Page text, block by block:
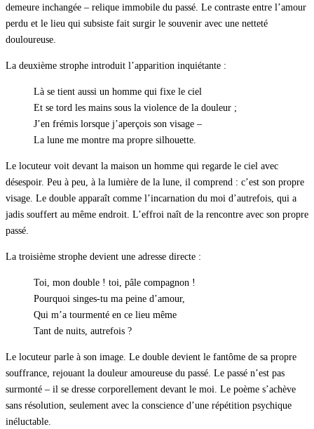
demeure inchangée – relique immobile du passé. Le contraste entre l’amour
perdu et le lieu qui subsiste fait surgir le souvenir avec une netteté
douloureuse.
La deuxième strophe introduit l’apparition inquiétante :
Là se tient aussi un homme qui fixe le ciel
Et se tord les mains sous la violence de la douleur ;
J’en frémis lorsque j’aperçois son visage –
La lune me montre ma propre silhouette.
Le locuteur voit devant la maison un homme qui regarde le ciel avec
désespoir. Peu à peu, à la lumière de la lune, il comprend : c’est son propre
visage. Le double apparaît comme l’incarnation du moi d’autrefois, qui a
jadis souffert au même endroit. L’effroi naît de la rencontre avec son propre
passé.
La troisième strophe devient une adresse directe :
Toi, mon double ! toi, pâle compagnon !
Pourquoi singes-tu ma peine d’amour,
Qui m’a tourmenté en ce lieu même
Tant de nuits, autrefois ?
Le locuteur parle à son image. Le double devient le fantôme de sa propre
souffrance, rejouant la douleur amoureuse du passé. Le passé n’est pas
surmonté – il se dresse corporellement devant le moi. Le poème s’achève
sans résolution, seulement avec la conscience d’une répétition psychique
inéluctable.